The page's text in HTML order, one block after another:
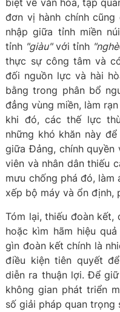
biệt về văn hóa, tập
đơn vị hành chính
nhập giữa tỉnh miền
tỉnh "giàu"với tỉnh
thực sự công tâm và
đối nguồn lực và hài
bằng trong phân bổ
đẳng vùng miền, làm
khi đó, các thế lực
những khó khăn này
giữa Đảng, chính quyền
viên và nhân dân thiếu
mưu chống phá đó, làm
xếp bộ máy và ổn định,
Tóm lại, thiếu đoàn kết,
hoặc kìm hãm hiệu
gìn đoàn kết chính là
điều kiện tiên quyết
diễn ra thuận lợi. Để
không gian phát triển
số giải pháp quan trọng